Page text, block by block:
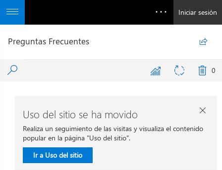
Iniciar sesión
Preguntas Frecuentes 
0
Uso del sitio se ha movido
Realiza un seguimiento de las visitas y visualiza el contenido
popular en la página "Uso del sitio".
Ir a Uso del sitio
